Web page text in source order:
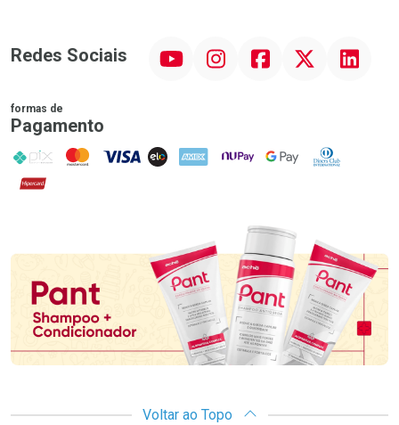
Redes Sociais InstagramFacebookTwitter Linkedin
formas de
Pagamento
PIX MasterCard
VISA ELO AMEX NuPay Google PayDiners Club
Hipercard
Promoção em Destaque
Voltar ao Topo